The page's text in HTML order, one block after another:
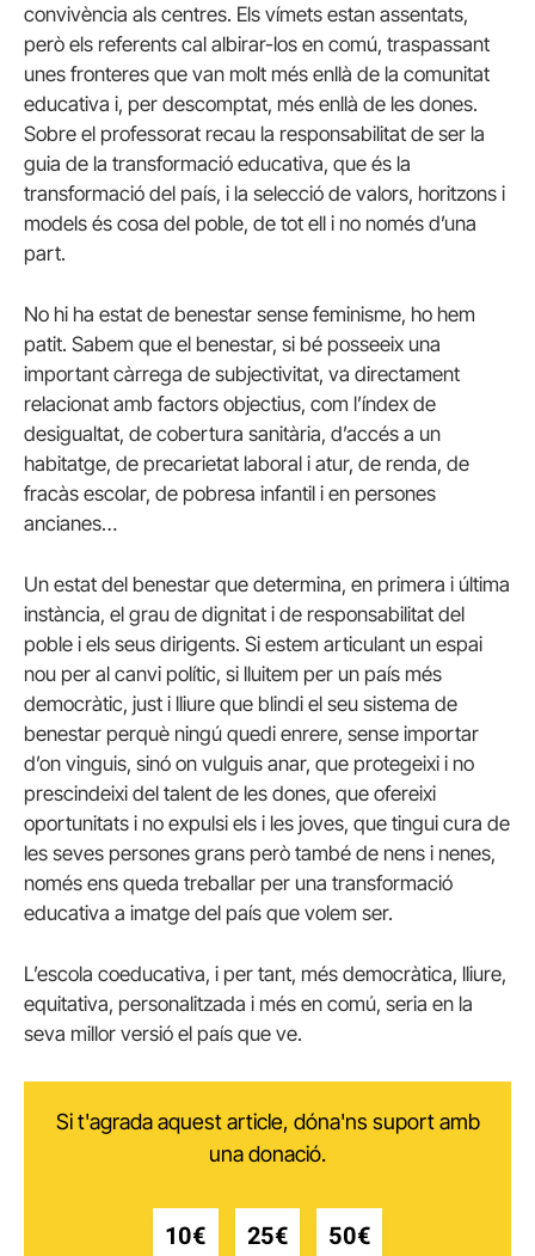
convivència als centres. Els vímets estan assentats,
però els referents cal albirar-los en comú, traspassant
unes fronteres que van molt més enllà de la comunitat
educativa i, per descomptat, més enllà de les dones.
Sobre el professorat recau la responsabilitat de ser la
guia de la transformació educativa, que és la
transformació del país, i la selecció de valors, horitzons i
models és cosa del poble, de tot ell i no només d’una
part.
No hi ha estat de benestar sense feminisme, ho hem
patit. Sabem que el benestar, si bé posseeix una
important càrrega de subjectivitat, va directament
relacionat amb factors objectius, com l’índex de
desigualtat, de cobertura sanitària, d’accés a un
habitatge, de precarietat laboral i atur, de renda, de
fracàs escolar, de pobresa infantil i en persones
ancianes…
Un estat del benestar que determina, en primera i última
instància, el grau de dignitat i de responsabilitat del
poble i els seus dirigents. Si estem articulant un espai
nou per al canvi polític, si lluitem per un país més
democràtic, just i lliure que blindi el seu sistema de
benestar perquè ningú quedi enrere, sense importar
d’on vinguis, sinó on vulguis anar, que protegeixi i no
prescindeixi del talent de les dones, que ofereixi
oportunitats i no expulsi els i les joves, que tingui cura de
les seves persones grans però també de nens i nenes,
només ens queda treballar per una transformació
educativa a imatge del país que volem ser.
L’escola coeducativa, i per tant, més democràtica, lliure,
equitativa, personalitzada i més en comú, seria en la
seva millor versió el país que ve.
Si t'agrada aquest article, dóna'ns suport amb
una donació.
10€ 25€ 50€